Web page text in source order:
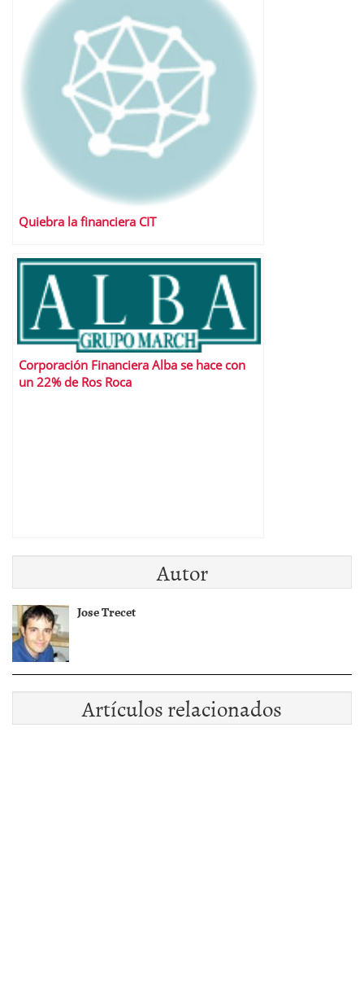
Quiebra la financiera CIT
Corporación Financiera Alba se hace con
un 22% de Ros Roca
Autor
Jose Trecet
Artículos relacionados